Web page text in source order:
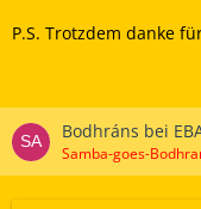
P.S. Trotzdem danke
Bodhráns bei
Samba-goes-